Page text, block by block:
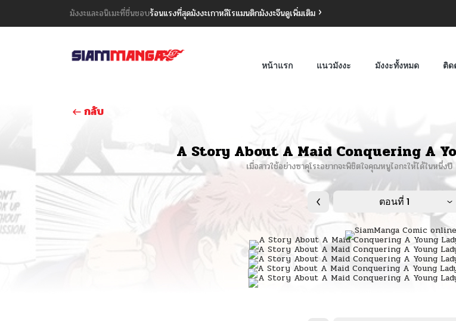
มังงะและอนิเมะที่ชื่นชอบร้อนแรงที่สุดมังงะเกาหลีโรแมนติกมังงะจีนดูเพิ่มเติม
หน้าแรก แนวมังงะ มังงะทั้งหมด ติด
กลับ
A Story About A Maid Conquering A
เมื่อสาวใช้อย่างซาคุโระอยากจะพิชิตใจคุณหนูไอกะให้ได้ในหนึ่ง
ตอนที่ 1